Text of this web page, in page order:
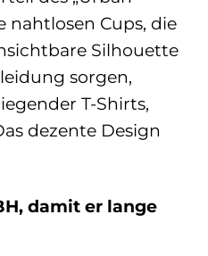
nahtlosen Cups, die
Silhouette
sorgen,
T-Shirts,
dezente Design
damit er lange